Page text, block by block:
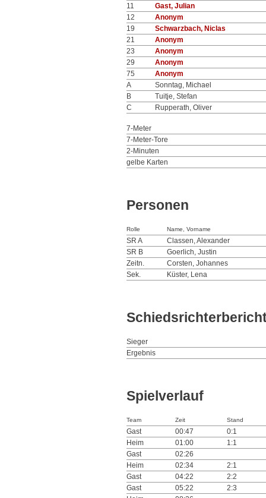
11
Gast, Julian
12
Anonym
19
Schwarzbach, Niclas
21
Anonym
23
Anonym
29
Anonym
75
Anonym
A
Sonntag, Michael
B
Tuitje, Stefan
C
Rupperath, Oliver
7-Meter
7-Meter-Tore
2-Minuten
gelbe Karten
Personen
Rolle Name, Vorname
SR A
Classen, Alexander
SR B
Goerlich, Justin
Zeitn.
Corsten, Johannes
Sek.
Küster, Lena
Sieger
Ergebnis
Spielverlauf
Team Zeit Stand
Gast 00:47
0:1
Heim
01:00
1:1
Gast
02:26
Heim
02:34
2:1
Gast
04:22
2:2
Gast
05:22
2:3